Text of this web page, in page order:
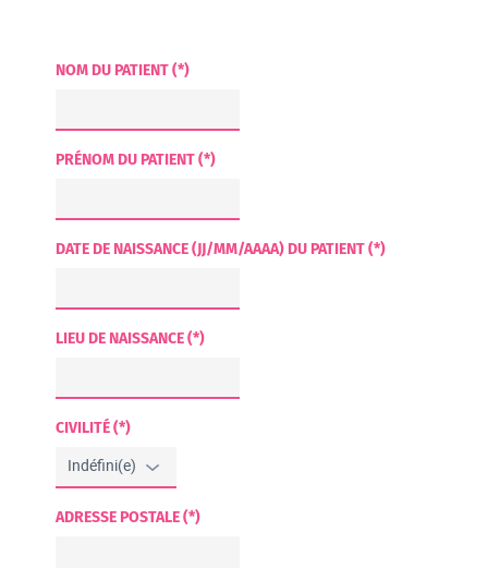
NOM DU PATIENT (*)
PRÉNOM DU PATIENT (*)
DATE DE NAISSANCE (JJ/MM/AAAA) DU PATIENT (*)
LIEU DE NAISSANCE (*)
CIVILITÉ (*)
ADRESSE POSTALE (*)